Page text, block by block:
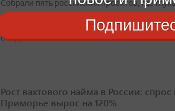
Собрали пять российских проектов, где
слишком много секретов
сегодня, 12:31
Рост вахтового найма в России:
Приморье вырос на 120%